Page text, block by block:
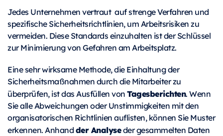
Jedes Unternehmen vertraut auf strenge Verfahren und
spezifische Sicherheitsrichtlinien, um Arbeitsrisiken zu
vermeiden. Diese Standards einzuhalten ist der Schlüssel
zur Minimierung von Gefahren am Arbeitsplatz.
Eine sehr wirksame Methode, die Einhaltung der
Sicherheitsmaßnahmen durch die Mitarbeiter zu
überprüfen, ist das Ausfüllen vonTagesberichten. Wenn
Sie alle Abweichungen oder Unstimmigkeiten mit den
organisatorischen Richtlinien auflisten, können Sie Muster
erkennen. Anhandder Analyseder gesammelten Daten